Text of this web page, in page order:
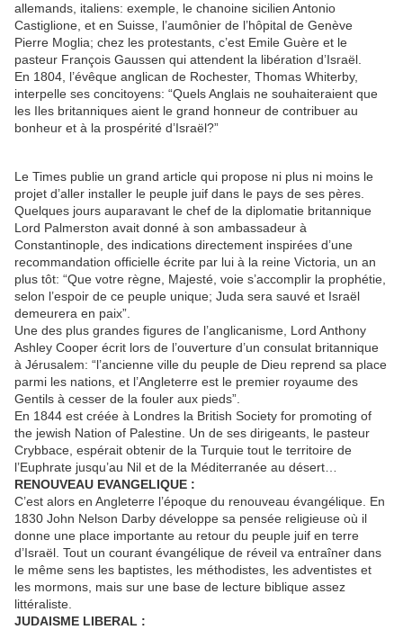
allemands, italiens: exemple, le chanoine sicilien Antonio
Castiglione, et en Suisse, l’aumônier de l’hôpital de Genève
Pierre Moglia; chez les protestants, c’est Emile Guère et le
pasteur François Gaussen qui attendent la libération d’Israël.
En 1804, l’évêque anglican de Rochester, Thomas Whiterby,
interpelle ses concitoyens: “Quels Anglais ne souhaiteraient que
les Iles britanniques aient le grand honneur de contribuer au
bonheur et à la prospérité d’Israël?”
Le Times publie un grand article qui propose ni plus ni moins le
projet d’aller installer le peuple juif dans le pays de ses pères.
Quelques jours auparavant le chef de la diplomatie britannique
Lord Palmerston avait donné à son ambassadeur à
Constantinople, des indications directement inspirées d’une
recommandation officielle écrite par lui à la reine Victoria, un an
plus tôt: “Que votre règne, Majesté, voie s’accomplir la prophétie,
selon l’espoir de ce peuple unique; Juda sera sauvé et Israël
demeurera en paix”.
Une des plus grandes figures de l’anglicanisme, Lord Anthony
Ashley Cooper écrit lors de l’ouverture d’un consulat britannique
à Jérusalem: “l’ancienne ville du peuple de Dieu reprend sa place
parmi les nations, et l’Angleterre est le premier royaume des
Gentils à cesser de la fouler aux pieds”.
En 1844 est créée à Londres la British Society for promoting of
the jewish Nation of Palestine. Un de ses dirigeants, le pasteur
Crybbace, espérait obtenir de la Turquie tout le territoire de
l’Euphrate jusqu’au Nil et de la Méditerranée au désert…
RENOUVEAU EVANGELIQUE :
C’est alors en Angleterre l’époque du renouveau évangélique. En
1830 John Nelson Darby développe sa pensée religieuse où il
donne une place importante au retour du peuple juif en terre
d’Israël. Tout un courant évangélique de réveil va entraîner dans
le même sens les baptistes, les méthodistes, les adventistes et
les mormons, mais sur une base de lecture biblique assez
littéraliste.
JUDAISME LIBERAL :